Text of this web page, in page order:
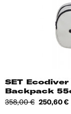
SET
Backpack
Tavahind
358,00 € Hind
250,60 €